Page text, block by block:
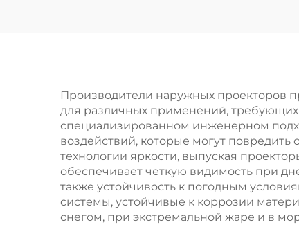
идеален для витрин
и вывесок
Производители наружных проекторов
для различных применений,
специализированном инженерном
воздействий, которые могут
технологии яркости, выпуская
обеспечивает четкую видимость при
также устойчивость к погодным
системы, устойчивые к коррозии
снегом, при экстремальной жаре и в